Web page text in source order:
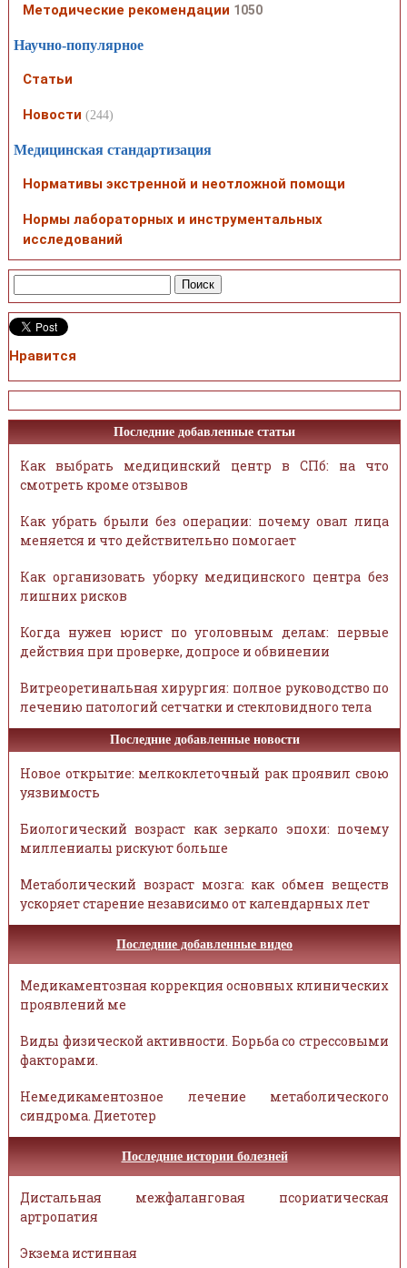
Методические рекомендации 1050
Научно-популярное
Статьи
Новости (244)
Медицинская стандартизация
Нормативы экстренной и неотложной помощи
Нормы лабораторных и инструментальных
исследований
Нравится
Последние добавленные статьи
Как выбрать медицинский центр в СПб: на что
смотреть кроме отзывов
Как убрать брыли без операции: почему овал лица
меняется и что действительно помогает
Как организовать уборку медицинского центра без
лишних рисков
Когда нужен юрист по уголовным делам: первые
действия при проверке, допросе и обвинении
Витреоретинальная хирургия: полное руководство по
лечению патологий сетчатки и стекловидного тела
Последние добавленные новости
Новое открытие: мелкоклеточный рак проявил свою
уязвимость
Биологический возраст как зеркало эпохи: почему
миллениалы рискуют больше
Метаболический возраст мозга: как обмен веществ
ускоряет старение независимо от календарных лет
Последние добавленные видео
Медикаментозная коррекция основных клинических
проявлений ме
Виды физической активности. Борьба со стрессовыми
факторами.
Немедикаментозное лечение метаболического
синдрома. Диетотер
Последние истории болезней
Дистальная межфаланговая псориатическая
артропатия
Экзема истинная